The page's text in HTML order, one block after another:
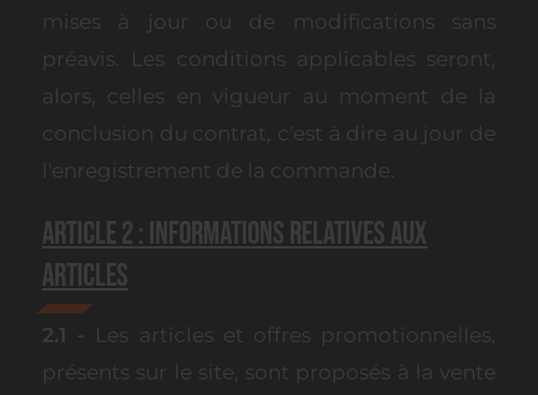
mises à jour ou de modifications sans
préavis. Les conditions applicables seront,
alors, celles en vigueur au moment de la
conclusion du contrat, c'est à dire au jour de
l'enregistrement de la commande.
Article 2 : Informations Relatives aux
Articles
2.1 - Les articles et offres promotionnelles,
présents sur le site, sont proposés à la vente